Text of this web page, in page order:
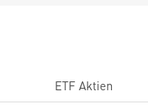
ETF Aktien